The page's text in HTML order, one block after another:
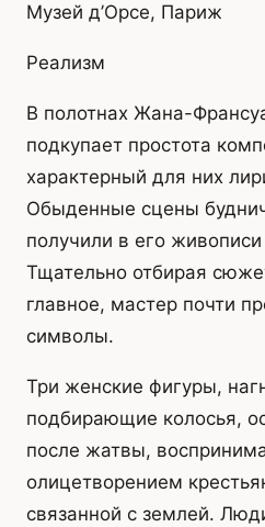
Музей д’Орсе, Париж
Реализм
В полотнах Жана-
подкупает простота
характерный для них
Обыденные сцены
получили в его
Тщательно отбирая
главное, мастер почти
символы.
Три женские фигуры,
подбирающие колосья,
после жатвы,
олицетворением
связанной с землей.